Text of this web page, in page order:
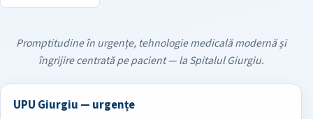
Promptitudine în urgențe, tehnologie medicală modernă și
îngrijire centrată pe pacient — la Spitalul Giurgiu.
UPU Giurgiu — urgențe